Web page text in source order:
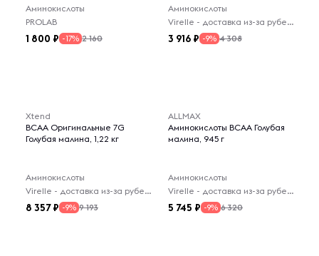
Аминокислоты
PROLAB
1 800 -17% 2 160
Аминокислоты
Virelle - доставка из-за рубежа
3 916 -9% 4 308
Xtend
BCAA Оригинальные 7G
Голубая малина, 1,22 кг
Аминокислоты
Virelle - доставка из-за рубежа
8 357 -9% 9 193
ALLMAX
Аминокислоты BCAA Голубая
малина, 945 г
Аминокислоты
Virelle - доставка из-за рубежа
5 745 -9% 6 320